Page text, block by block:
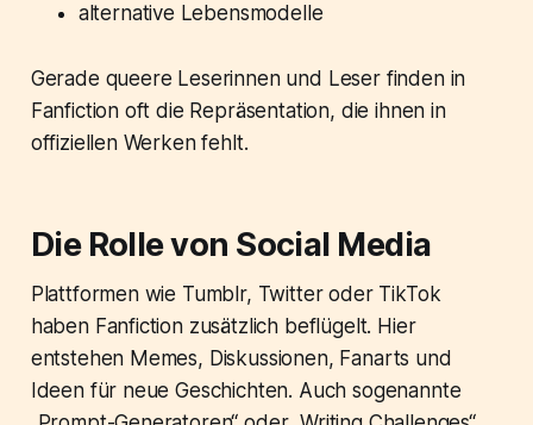
alternative Lebensmodelle
Gerade queere Leserinnen und Leser finden in
Fanfiction oft die Repräsentation, die ihnen in
offiziellen Werken fehlt.
Die Rolle von Social Media
Plattformen wie Tumblr, Twitter oder TikTok
haben Fanfiction zusätzlich beflügelt. Hier
entstehen Memes, Diskussionen, Fanarts und
Ideen für neue Geschichten. Auch sogenannte